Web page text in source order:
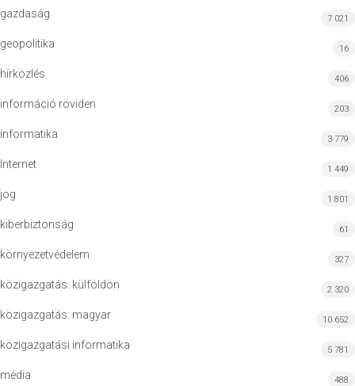
gazdaság 7 021
geopolitika 16
hírközlés 406
információ röviden 203
informatika 3 779
Internet 1 449
jog 1 801
kiberbiztonság 61
környezetvédelem 327
közigazgatás: külföldön 2 320
közigazgatás: magyar 10 652
közigazgatási informatika 5 781
média 488